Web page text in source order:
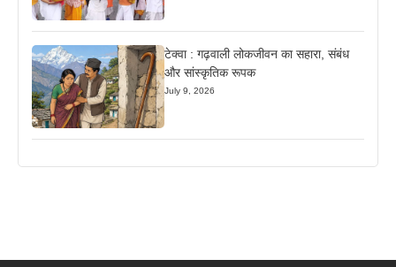
टेक्वा : गढ़वाली लोकजीवन का सहारा, संबंध
और सांस्कृतिक रूपक
July 9, 2026